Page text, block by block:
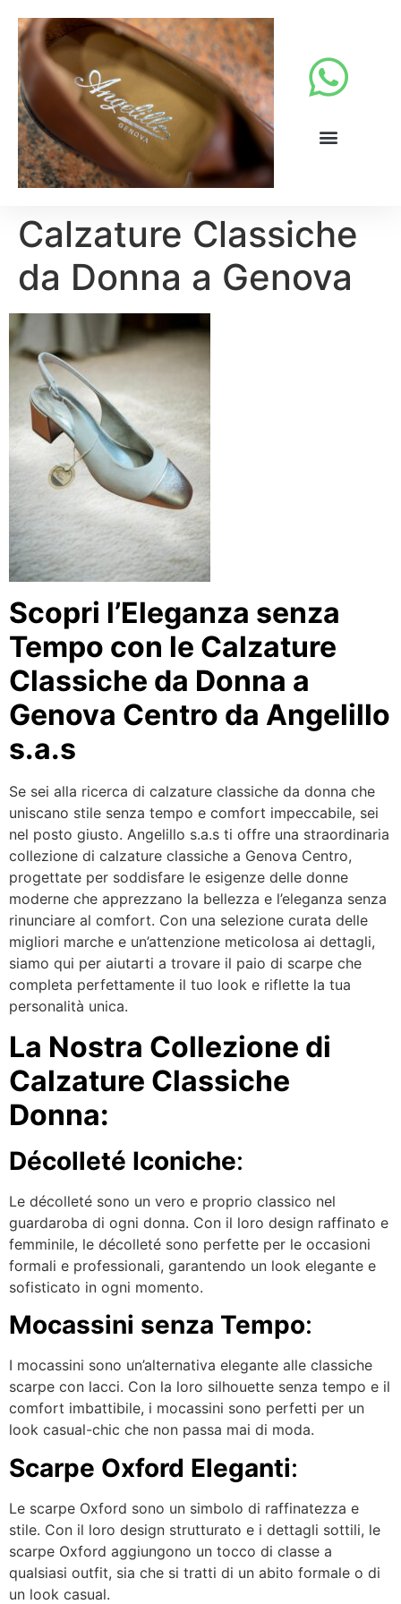
Calzature Classiche
da Donna a Genova
Scopri l’Eleganza senza
Tempo con le Calzature
Classiche da Donna a
Genova Centro da Angelillo
s.a.s
Se sei alla ricerca di calzature classiche da donna che
uniscano stile senza tempo e comfort impeccabile, sei
nel posto giusto. Angelillo s.a.s ti offre una straordinaria
collezione di calzature classiche a Genova Centro,
progettate per soddisfare le esigenze delle donne
moderne che apprezzano la bellezza e l’eleganza senza
rinunciare al comfort. Con una selezione curata delle
migliori marche e un’attenzione meticolosa ai dettagli,
siamo qui per aiutarti a trovare il paio di scarpe che
completa perfettamente il tuo look e riflette la tua
personalità unica.
La Nostra Collezione di
Calzature Classiche
Donna:
Décolleté Iconiche:
Le décolleté sono un vero e proprio classico nel
guardaroba di ogni donna. Con il loro design raffinato e
femminile, le décolleté sono perfette per le occasioni
formali e professionali, garantendo un look elegante e
sofisticato in ogni momento.
Mocassini senza Tempo:
I mocassini sono un’alternativa elegante alle classiche
scarpe con lacci. Con la loro silhouette senza tempo e il
comfort imbattibile, i mocassini sono perfetti per un
look casual-chic che non passa mai di moda.
Scarpe Oxford Eleganti:
Le scarpe Oxford sono un simbolo di raffinatezza e
stile. Con il loro design strutturato e i dettagli sottili, le
scarpe Oxford aggiungono un tocco di classe a
qualsiasi outfit, sia che si tratti di un abito formale o di
un look casual.